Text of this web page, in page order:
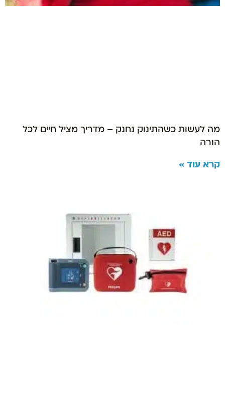
מה לעשות כשהתינוק נחנק – מדריך מציל חיים לכל
הורה
קרא עוד »